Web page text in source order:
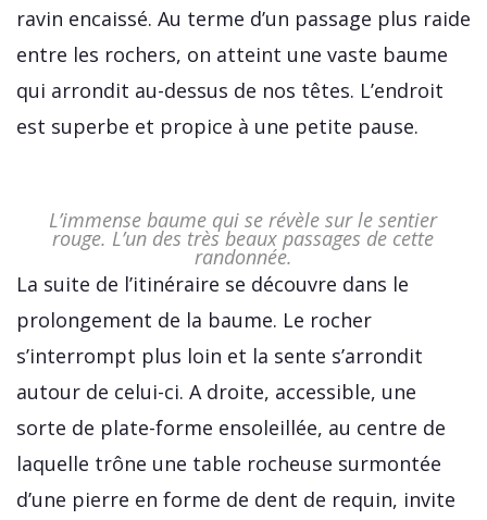
ravin encaissé. Au terme d’un passage plus raide
entre les rochers, on atteint une vaste baume
qui arrondit au-dessus de nos têtes. L’endroit
est superbe et propice à une petite pause.
L’immense baume qui se révèle sur le sentier
rouge. L’un des très beaux passages de cette
randonnée.
La suite de l’itinéraire se découvre dans le
prolongement de la baume. Le rocher
s’interrompt plus loin et la sente s’arrondit
autour de celui-ci. A droite, accessible, une
sorte de plate-forme ensoleillée, au centre de
laquelle trône une table rocheuse surmontée
d’une pierre en forme de dent de requin, invite